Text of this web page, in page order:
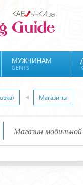
МУЖЧИНАМ
GENTS
Магазины
Магазин